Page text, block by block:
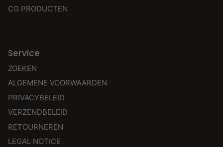
CG PRODUCTEN
Service
ZOEKEN
ALGEMENE VOORWAARDEN
PRIVACYBELEID
VERZENDBELEID
RETOURNEREN
LEGAL NOTICE